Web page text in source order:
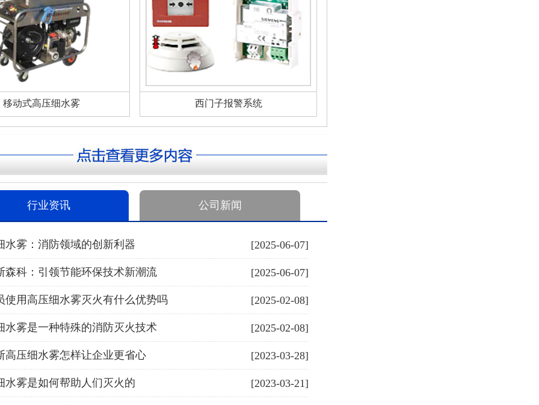
移动式高压细水雾 西门子报警系统
行业资讯 公司新闻
水雾：消防领域的创新利器 [2025-06-07]
森科：引领节能环保技术新潮流 [2025-06-07]
使用高压细水雾灭火有什么优势吗 [2025-02-08]
水雾是一种特殊的消防灭火技术 [2025-02-08]
高压细水雾怎样让企业更省心 [2023-03-28]
水雾是如何帮助人们灭火的 [2023-03-21]